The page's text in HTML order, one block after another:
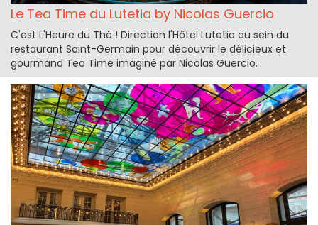
Le Tea Time du Lutetia by Nicolas Guercio
C'est L'Heure du Thé ! Direction l'Hôtel Lutetia au sein du
restaurant Saint-Germain pour découvrir le délicieux et
gourmand Tea Time imaginé par Nicolas Guercio.